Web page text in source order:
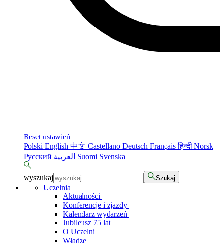
Reset ustawień
Polski English 中文 Castellano Deutsch Françaisहिन्दी Norsk
Русский
Suomi Svenska
wyszukaj Szukaj
Uczelnia
Aktualności
Konferencje i zjazdy
Kalendarz wydarzeń
Jubileusz 75 lat
O Uczelni
Władze